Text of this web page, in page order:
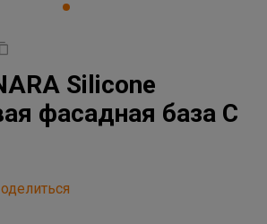
Silicone
фасадная база С